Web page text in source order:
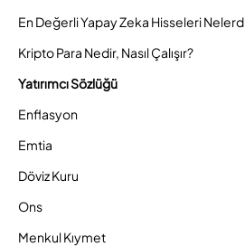
En Değerli Yapay Zeka Hisseleri
Kripto Para Nedir, Nasıl Çalışır?
Yatırımcı Sözlüğü
Enflasyon
Emtia
Döviz Kuru
Ons
Menkul Kıymet